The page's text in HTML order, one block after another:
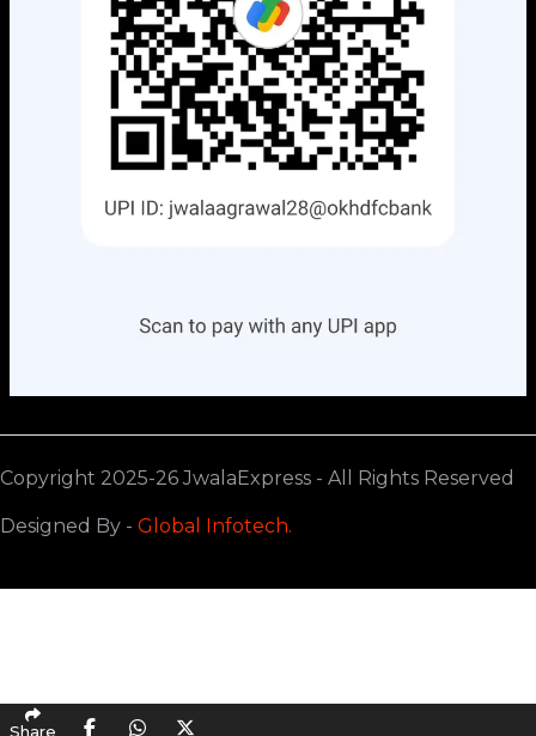
Share
Designed By -Global Infotech.